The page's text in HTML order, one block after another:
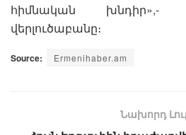
հիմնական խնդիր»,-
վերլուծաբանը։
Source: Ermenihaber.am
Նախորդ